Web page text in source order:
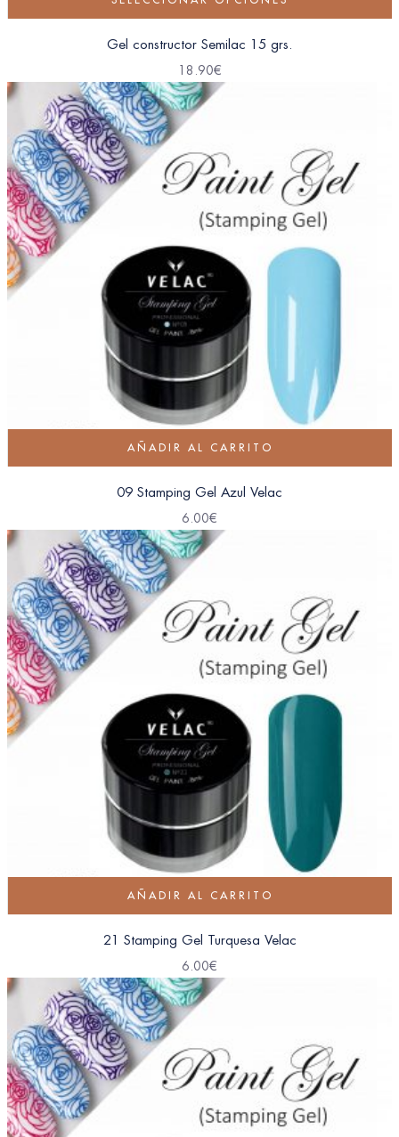
Gel constructor Semilac 15 grs.
18.90€
AÑADIR AL CARRITO
09 Stamping Gel Azul Velac
6.00€
AÑADIR AL CARRITO
21 Stamping Gel Turquesa Velac
6.00€